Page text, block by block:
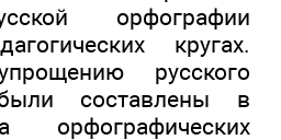
орфографии
кругах.
русского
составлены в
орфографических